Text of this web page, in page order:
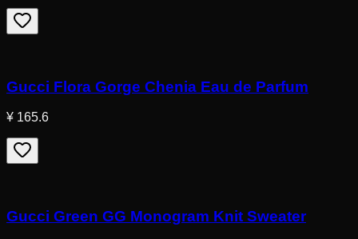
Gucci Flora Gorge Chenia Eau de Parfum
¥ 165.6
Gucci Green GG Monogram Knit Sweater